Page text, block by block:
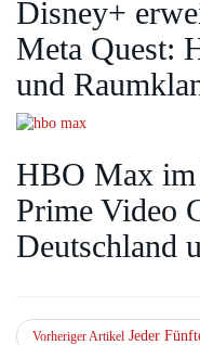
Disney+
Meta Quest:
und
HBO Max im
Prime Video
Deutschland
Vorheriger Artikel Jeder